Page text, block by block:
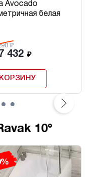
Avocado
белая
₽
432 ₽
10°